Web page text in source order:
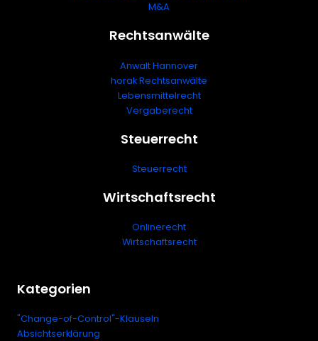
M&A
Rechtsanwälte
Anwalt Hannover
horak Rechtsanwälte
Lebensmittelrecht
Vergaberecht
Steuerrecht
Steuerrecht
Wirtschaftsrecht
Onlinerecht
Wirtschaftsrecht
Kategorien
"Change-of-Control"-Klauseln
Absichtserklärung